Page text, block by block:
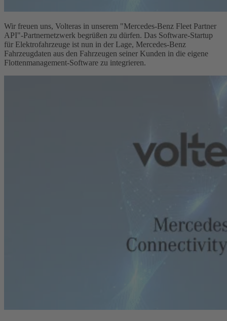
Wir freuen uns, Volteras in unserem "Mercedes-Benz Fleet Partner
API"-Partnernetzwerk begrüßen zu dürfen. Das Software-Startup
für Elektrofahrzeuge ist nun in der Lage, Mercedes-Benz
Fahrzeugdaten aus den Fahrzeugen seiner Kunden in die eigene
Flottenmanagement-Software zu integrieren.